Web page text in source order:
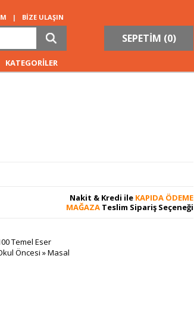
| BİZE ULAŞIN
SEPETİM (0)
KATEGORİLER
Nakit & Kredi ile KAPIDA ÖDEME
MAĞAZA Teslim Sipariş Seçeneği
Temel Eser
Öncesi »Masal